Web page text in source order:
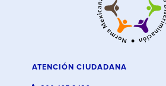
ATENCIÓN CIUDADANA